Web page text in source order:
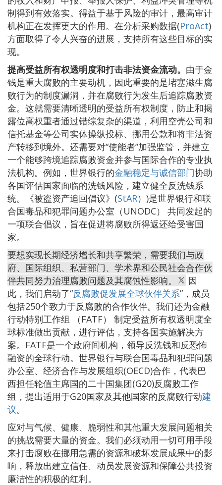
制得到有效落实。得益于基于风险的审计，最高审计
机构正在发挥更大的作用。在分析采购数据(ProAct)
方面取得了令人兴奋的进展，支持所有这些目标的实
现。
提高受益所有权透明度和打击非法资金流动。 由于金
钱是重大腐败的主要动机，因此重要的是堵塞滋生腐
败行为的制度漏洞，并在腐败行为发生后追踪腐败资
金。这就需要清晰透明的受益所有权制度，防止和揭
露位高权重者通过错综复杂的渠道，利用空壳公司和
信托基金等公司实体操纵投标、挪用公款和将非法资
产转移到境外。还需要对“使能者”加强监管，并建立
一个能够跨境追踪腐败资金并参与国际合作的专业执
法机构。例如，世界银行的金融稳定与诚信部门协助
各国评估国家面临的洗钱风险，建立健全反洗钱系
统。《被盗资产追回倡议》(StAR）)是世界银行和联
合国毒品和犯罪问题办公室（UNODC） 共同发起的
一项联合倡议，旨在促进将腐败所得返还给受害国
家。
要想实现长期经济增长和共享繁荣，需要我们与政
府、国际组织、私营部门、学术界和公民社会合作伙
伴共同努力治理腐败问题及其腐蚀性影响。
因
此，我们启动了“反腐败促发展全球伙伴关系”，成员
包括250个致力于反腐败的合作伙伴。我们还为金融
行动特别工作组 （FATF） 制定受益所有权透明度全
球标准做出贡献，进行评估，支持各国实施解决方
案。FATF是一个政府间机构，领导反洗钱和反恐怖
融资的全球行动。世界银行与联合国毒品和犯罪问题
办公室、经济合作与发展组织(OECD)合作，代表巴
西担任轮值主席国的二十国集团(G20)反腐败工作
组，提出适用于G20国家及其他国家的反腐败行动建
议。
应对与气候、健康、脆弱性和其他重大发展问题相关
的挑战需要大量的资金。我们必须动用一切可用手段
来打击腐败在挪用急需的资源和破坏发展成果中的影
响，释放出建立信任、动员发展资源和保障公共投资
廉洁性的积极的红利。